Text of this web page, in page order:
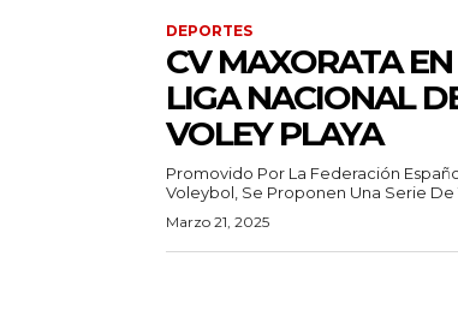
DEPORTES
CV MAXORATA
LIGA NACIONAL
VOLEY PLAYA
Promovido Por La Federación
Voleybol, Se Proponen Una Serie De
Marzo 21, 2025